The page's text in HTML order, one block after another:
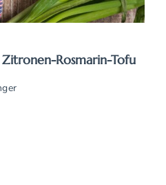
Rosmarin-Tofu